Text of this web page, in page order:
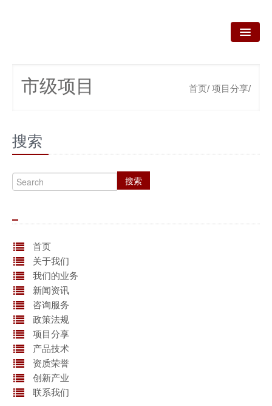
关于我们
新闻资讯
资质荣誉
联系我们
市级项目 首页/ 项目分享/
搜索
搜索
首页
关于我们
我们的业务
新闻资讯
咨询服务
政策法规
项目分享
产品技术
资质荣誉
创新产业
联系我们